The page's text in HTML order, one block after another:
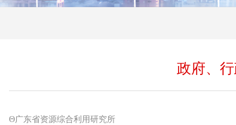
政府、
Θ广东省资源综合利用研究所